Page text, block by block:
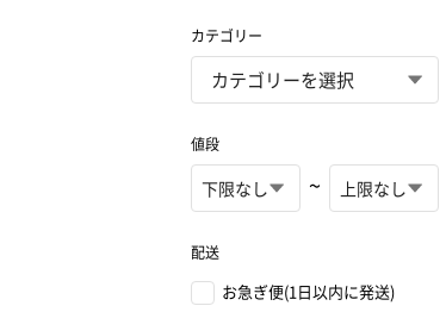
カテゴリー
値段
~
配送
お急ぎ便(1日以内に発送)